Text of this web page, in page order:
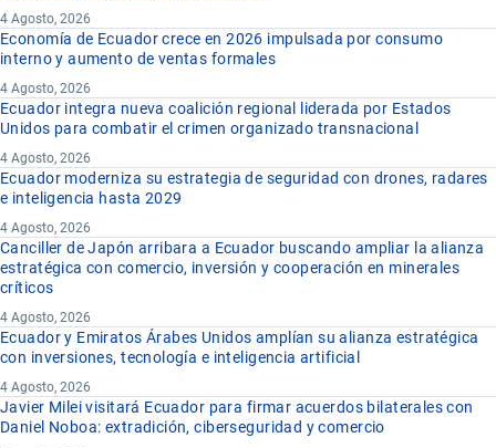
4 Agosto, 2026
Economía de Ecuador crece en 2026 impulsada por consumo
interno y aumento de ventas formales
4 Agosto, 2026
Ecuador integra nueva coalición regional liderada por Estados
Unidos para combatir el crimen organizado transnacional
4 Agosto, 2026
Ecuador moderniza su estrategia de seguridad con drones, radares
e inteligencia hasta 2029
4 Agosto, 2026
Canciller de Japón arribara a Ecuador buscando ampliar la alianza
estratégica con comercio, inversión y cooperación en minerales
críticos
4 Agosto, 2026
Ecuador y Emiratos Árabes Unidos amplían su alianza estratégica
con inversiones, tecnología e inteligencia artificial
4 Agosto, 2026
Javier Milei visitará Ecuador para firmar acuerdos bilaterales con
Daniel Noboa: extradición, ciberseguridad y comercio